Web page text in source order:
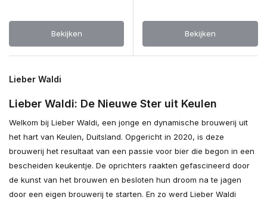
Bekijken Bekijken
Lieber Waldi
Lieber Waldi: De Nieuwe Ster uit Keulen
Welkom bij Lieber Waldi, een jonge en dynamische brouwerij uit
het hart van Keulen, Duitsland. Opgericht in 2020, is deze
brouwerij het resultaat van een passie voor bier die begon in een
bescheiden keukentje. De oprichters raakten gefascineerd door
de kunst van het brouwen en besloten hun droom na te jagen
door een eigen brouwerij te starten. En zo werd Lieber Waldi